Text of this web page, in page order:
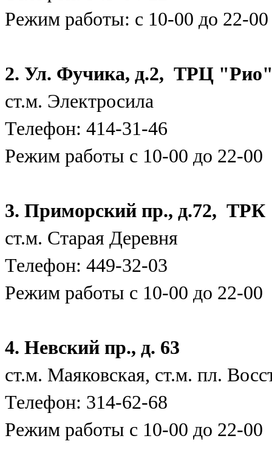
Режим работы: с 10-00 до 22-00
2. Ул. Фучика, д.2, ТРЦ
ст.м. Электросила
Телефон: 414-31-46
Режим работы с 10-00 до 22-00
3. Приморский пр., д.72,
ст.м. Старая Деревня
Телефон: 449-
Режим работы с 10-00 до 22-00
4. Невский пр., д. 63
ст.м. Маяковская,
Телефон: 314-
Режим работы с 10-00 до 22-00